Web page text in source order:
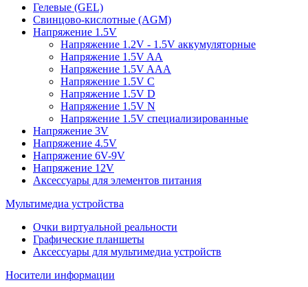
Гелевые (GEL)
Свинцово-кислотные (AGM)
Напряжение 1.5V
Напряжение 1.2V - 1.5V аккумуляторные
Напряжение 1.5V AA
Напряжение 1.5V AAA
Напряжение 1.5V C
Напряжение 1.5V D
Напряжение 1.5V N
Напряжение 1.5V специализированные
Напряжение 3V
Напряжение 4.5V
Напряжение 6V-9V
Напряжение 12V
Аксессуары для элементов питания
Мультимедиа устройства
Очки виртуальной реальности
Графические планшеты
Аксессуары для мультимедиа устройств
Носители информации